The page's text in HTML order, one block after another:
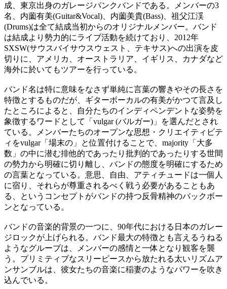
成、東京出身のガレージパンクバンドである。メンバーの3
名、内薗有美(Guitar&Vocal)、内薗美貴(Bass)、祖父江渓
(Drums)は全て結成当初からのオリジナルメンバー。バンド
は結成より勢力的にライブ活動を続けており、2012年
SXSW(サウスバイサウスウェスト、テキサス)への出演を皮
切りに、アメリカ、オーストラリア、イギリス、カナダなど
海外に於いてもツアーを行っている。
バンド名は特に意味をなさず単純に言葉の響きやその長さを
特徴とするものだが、ギターボーカルの有美がかつて言及し
たところによると、自分たちのインディペンデントな姿勢を
象徴するワードとして「vulgar (バルガー)」を選んだとされ
ている。メンバーたちのオープンな思想・クリエイティビテ
ィをvulgar「場末の」と位置付けることで、majority「大多
数」の中に潜む排他的であったり批判的であったりする世間
の勢力から明確に切り離し、バンドの態度を明確にするため
の言葉となっている。意思、自由、アティチュードは一個人
に宿り、それらが尊重されるべく戦う必要があることもあ
る、というコンセプトがバンドの持つ反骨精神のバックボー
ンとなっている。
バンドの音楽的背景の一つに、90年代における日本のガレー
ジロックが上げられる。バンド最大の特徴とも言えるうねる
ようなグルーブは、メンバーの感情と一体となり観客を襲
う。プリミティブなスリーピースから放たれる太いリズムア
ンサンブルは、彼女たちの音楽に稲妻のようなパワーを吹き
込んでいる。